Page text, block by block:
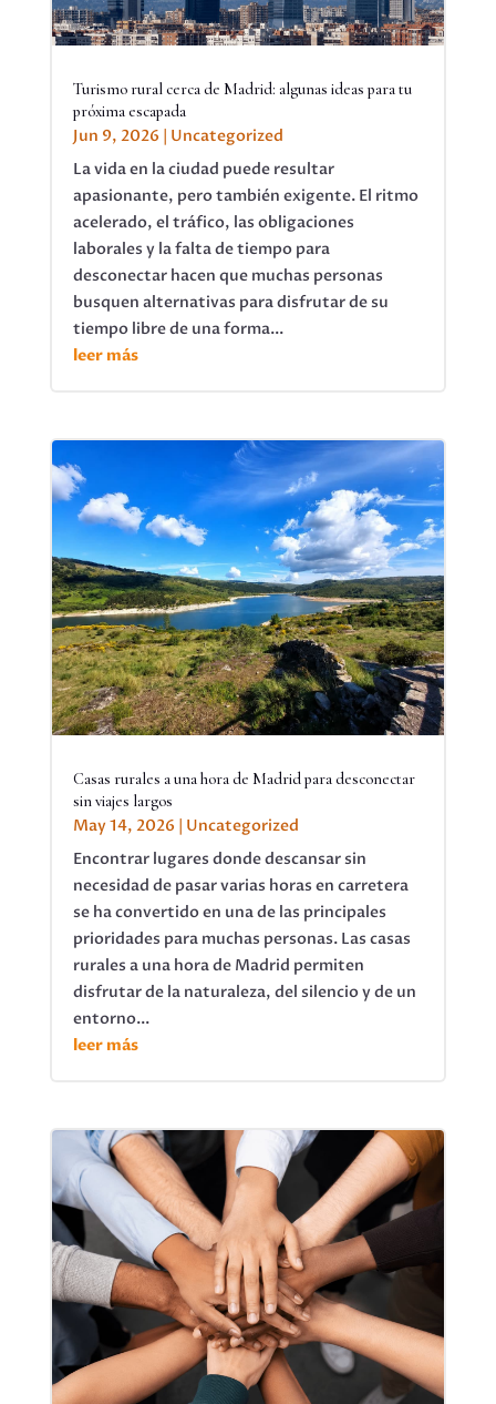
Turismo rural cerca de Madrid: algunas ideas para tu
próxima escapada
Jun 9, 2026 | Uncategorized
La vida en la ciudad puede resultar
apasionante, pero también exigente. El ritmo
acelerado, el tráfico, las obligaciones
laborales y la falta de tiempo para
desconectar hacen que muchas personas
busquen alternativas para disfrutar de su
tiempo libre de una forma...
leer más
Casas rurales a una hora de Madrid para desconectar
sin viajes largos
May 14, 2026
Uncategorized
Encontrar lugares donde descansar sin
necesidad de pasar varias horas en carretera
se ha convertido en una de las principales
prioridades para muchas personas. Las casas
rurales a una hora de Madrid permiten
disfrutar de la naturaleza, del silencio y de un
entorno...
leer más